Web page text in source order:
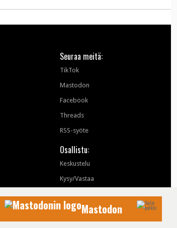
Seuraa meitä:
TikTok
Mastodon
Facebook
Threads
RSS-syöte
Osallistu:
Keskustelu
Kysy/Vastaa
Mastodon